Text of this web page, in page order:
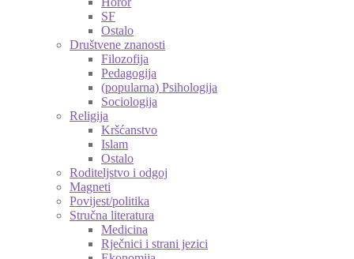
SF
Ostalo
Društvene znanosti
Filozofija
Pedagogija
(popularna) Psihologija
Sociologija
Religija
Kršćanstvo
Islam
Ostalo
Roditeljstvo i odgoj
Magneti
Povijest/politika
Stručna literatura
Medicina
Rječnici i strani jezici